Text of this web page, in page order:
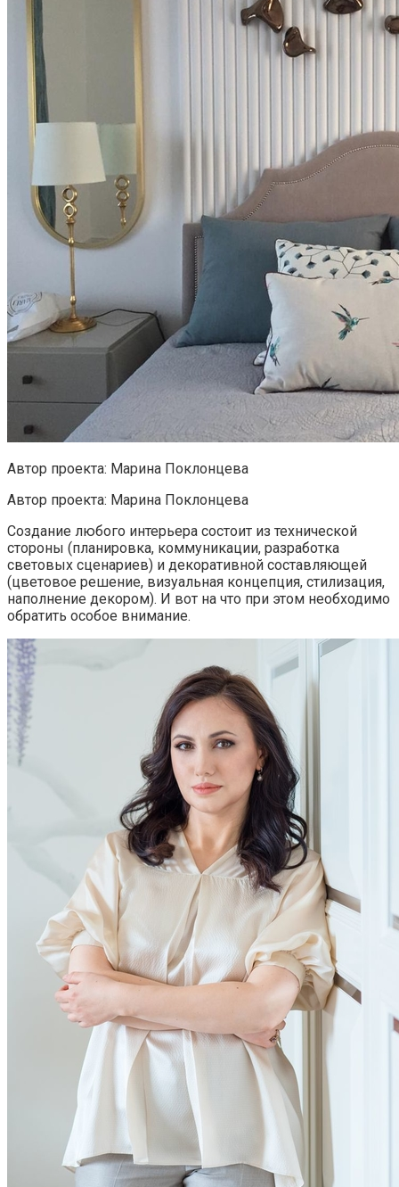
Автор проекта: Марина Поклонцева
Автор проекта: Марина Поклонцева
Создание любого интерьера состоит из технической
стороны (планировка, коммуникации, разработка
световых сценариев) и декоративной составляющей
(цветовое решение, визуальная концепция, стилизация,
наполнение декором). И вот на что при этом необходимо
обратить особое внимание.